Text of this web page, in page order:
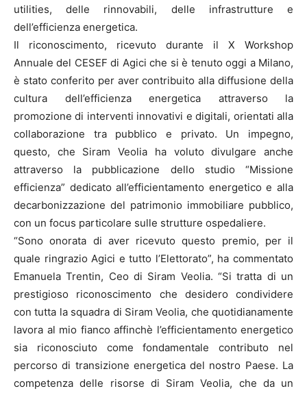
utilities, delle rinnovabili, delle infrastrutture e
dell’efficienza energetica.
Il riconoscimento, ricevuto durante il X Workshop
Annuale del CESEF di Agici che si è tenuto oggi a Milano,
è stato conferito per aver contribuito alla diffusione della
cultura dell’efficienza energetica attraverso la
promozione di interventi innovativi e digitali, orientati alla
collaborazione tra pubblico e privato. Un impegno,
questo, che Siram Veolia ha voluto divulgare anche
attraverso la pubblicazione dello studio “Missione
efficienza” dedicato all’efficientamento energetico e alla
decarbonizzazione del patrimonio immobiliare pubblico,
con un focus particolare sulle strutture ospedaliere.
“Sono onorata di aver ricevuto questo premio, per il
quale ringrazio Agici e tutto l’Elettorato”, ha commentato
Emanuela Trentin, Ceo di Siram Veolia. “Si tratta di un
prestigioso riconoscimento che desidero condividere
con tutta la squadra di Siram Veolia, che quotidianamente
lavora al mio fianco affinchè l’efficientamento energetico
sia riconosciuto come fondamentale contributo nel
percorso di transizione energetica del nostro Paese. La
competenza delle risorse di Siram Veolia, che da un